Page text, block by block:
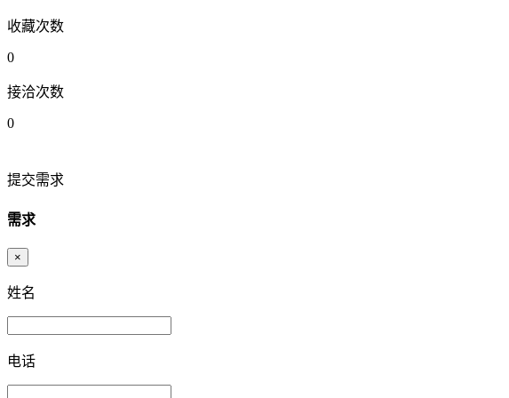
收藏次数
0
接洽次数
0
提交需求
需求
×
姓名
电话